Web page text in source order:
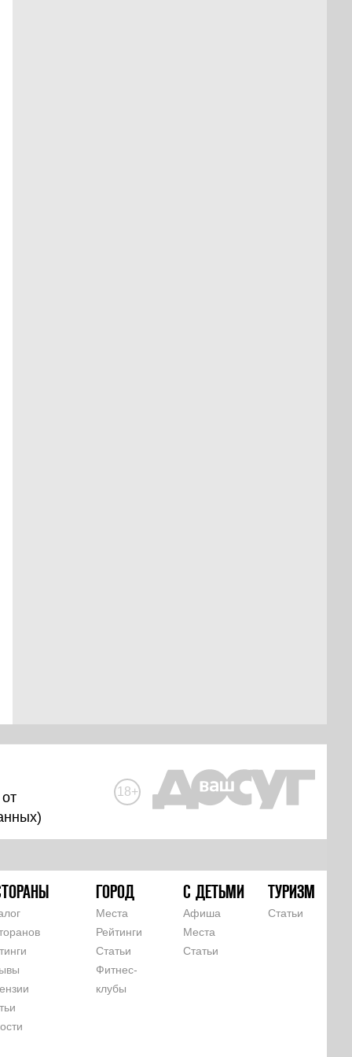
)
18+
ГОРОД
Места
Рейтинги
Статьи
Фитнес-
клубы
С ДЕТЬМИ
Афиша
Места
Статьи
ТУРИЗМ
Статьи